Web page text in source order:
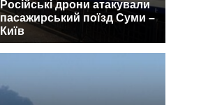
Російські дрони атакували
пасажирський поїзд Суми –
Київ